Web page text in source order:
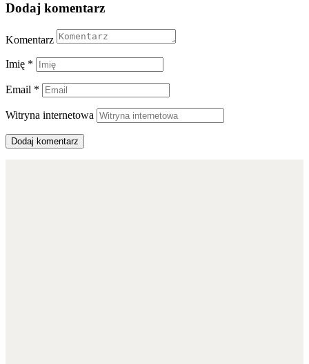
Dodaj komentarz
Komentarz
Imię *
Email *
Witryna internetowa